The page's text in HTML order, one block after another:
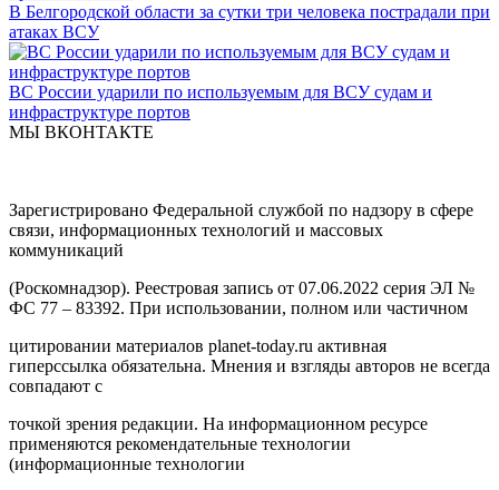
В Белгородской области за сутки три человека пострадали при
атаках ВСУ
ВС России ударили по используемым для ВСУ судам и
инфраструктуре портов
МЫ ВКОНТАКТЕ
Зарегистрировано Федеральной службой по надзору в сфере
связи, информационных технологий и массовых
коммуникаций
(Роскомнадзор). Реестровая запись от 07.06.2022 серия ЭЛ №
ФС 77 – 83392. При использовании, полном или частичном
цитировании материалов planet-today.ru активная
гиперссылка обязательна. Мнения и взгляды авторов не всегда
совпадают с
точкой зрения редакции. На информационном ресурсе
применяются рекомендательные технологии
(информационные технологии